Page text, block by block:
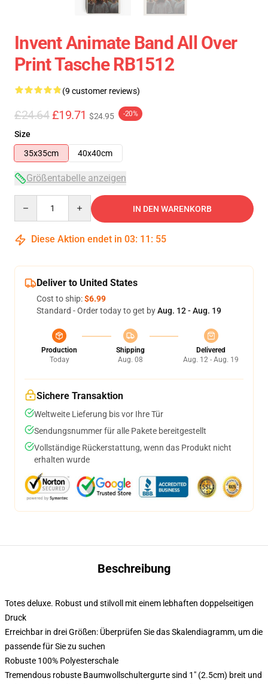
Invent Animate Band All Over
Print Tasche RB1512
(9 customer reviews)
£24.64 £19.71 $24.95 -20%
Size
35x35cm
40x40cm
Größentabelle anzeigen
IN DEN WARENKORB
Diese Aktion endet in 03: 11 : 54
Deliver to United States
Cost to ship:$6.99
Standard - Order today to get byAug. 12 - Aug. 19
Production
Today
Shipping
Aug. 08
Delivered
Aug. 12 - Aug. 19
Sichere Transaktion
Weltweite Lieferung bis vor Ihre Tür
Sendungsnummer für alle Pakete bereitgestellt
Vollständige Rückerstattung, wenn das Produkt nicht
erhalten wurde
Beschreibung
Totes deluxe. Robust und stilvoll mit einem lebhaften doppelseitigen
Druck
Erreichbar in drei Größen: Überprüfen Sie das Skalendiagramm, um die
passende für Sie zu suchen
Robuste 100% Polyesterschale
Tremendous robuste Baumwollschultergurte sind 1" (2.5cm) breit und